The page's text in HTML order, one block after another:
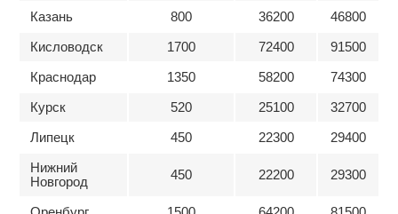
Казань
800 36200
46800
Кисловодск
1700 72400
91500
Краснодар
1350 58200
74300
Курск
520 25100
32700
Липецк
450 22300
29400
Нижний
Новгород
450 22200 29300